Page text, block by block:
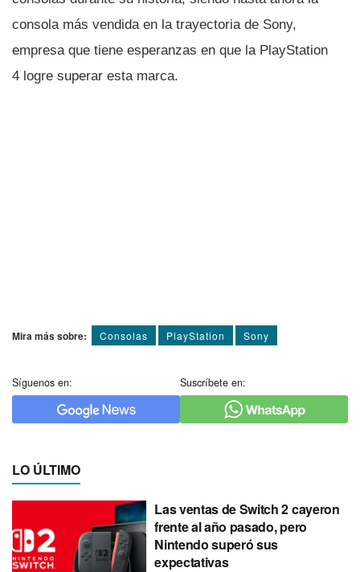
consola más vendida en la trayectoria de Sony,
empresa que tiene esperanzas en que la PlayStation
4 logre superar esta marca.
Mira más sobre: Consolas PlayStation Sony
Síguenos en: Suscríbete en:
LO ÚLTIMO
Las ventas de Switch 2 cayeron
frente al año pasado, pero
Nintendo superó sus
expectativas